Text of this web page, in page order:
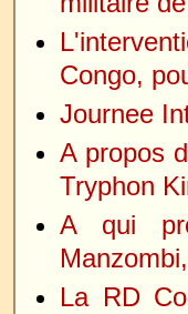
Congo,
Journee
A propos
Tryphon
A qui
La RD